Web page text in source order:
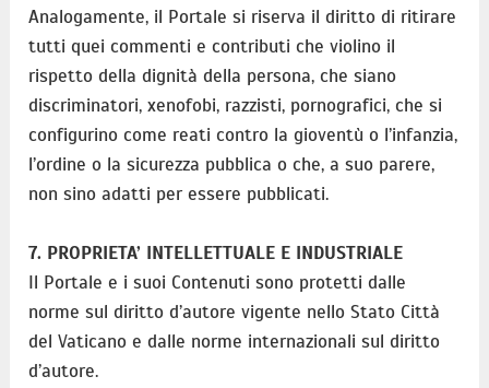
Analogamente, il Portale si riserva il diritto di ritirare
tutti quei commenti e contributi che violino il
rispetto della dignità della persona, che siano
discriminatori, xenofobi, razzisti, pornografici, che si
configurino come reati contro la gioventù o l’infanzia,
l’ordine o la sicurezza pubblica o che, a suo parere,
non sino adatti per essere pubblicati.
7. PROPRIETA’ INTELLETTUALE E INDUSTRIALE
Il Portale e i suoi Contenuti sono protetti dalle
norme sul diritto d’autore vigente nello Stato Città
del Vaticano e dalle norme internazionali sul diritto
d’autore.